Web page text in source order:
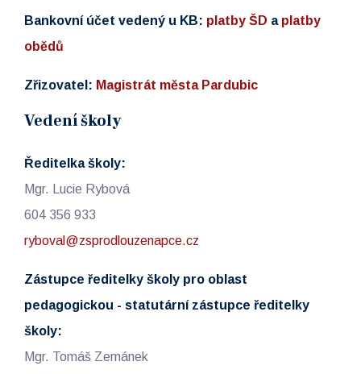
Bankovní účet vedený u KB: platby ŠD a platby
obědů
Zřizovatel: Magistrát města Pardubic
Vedení školy
Ředitelka školy:
Mgr. Lucie Rybová
604 356 933
ryboval@zsprodlouzenapce.cz
Zástupce ředitelky školy pro oblast
pedagogickou - statutární zástupce ředitelky
školy:
Mgr. Tomáš Zemánek